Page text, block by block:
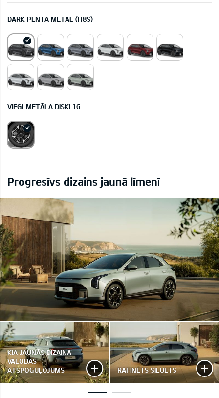
DARK PENTA METAL (H8S)
VIEGLMETĀLA DISKI 16
Progresīvs dizains jaunā līmenī
KIA JAUNĀS DIZAINA
VALODAS
ATSPOGUĻOJUMS
RAFINĒTS SILUETS